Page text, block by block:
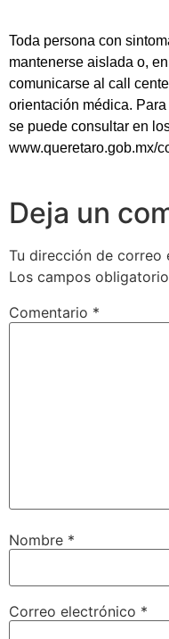
Toda persona con
mantenerse aislada o,
comunicarse al call
orientación médica.
se puede consultar en
www.queretaro.gob.mx/
Deja un
Tu dirección de correo
Los campos
Comentario *
Nombre *
Correo electrónico *